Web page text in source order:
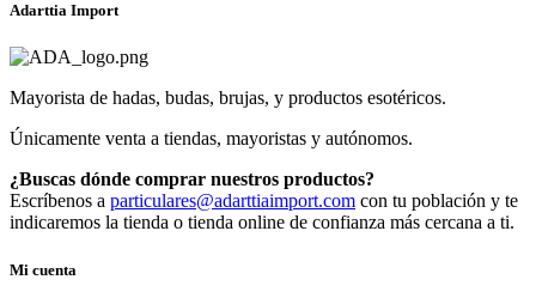
Adarttia Import
Mayorista de hadas, budas, brujas, y productos esotéricos.
Únicamente venta a tiendas, mayoristas y autónomos.
¿Buscas dónde comprar nuestros productos?
Escríbenos a particulares@adarttiaimport.com con tu población y te
indicaremos la tienda o tienda online de confianza más cercana a ti.
Mi cuenta